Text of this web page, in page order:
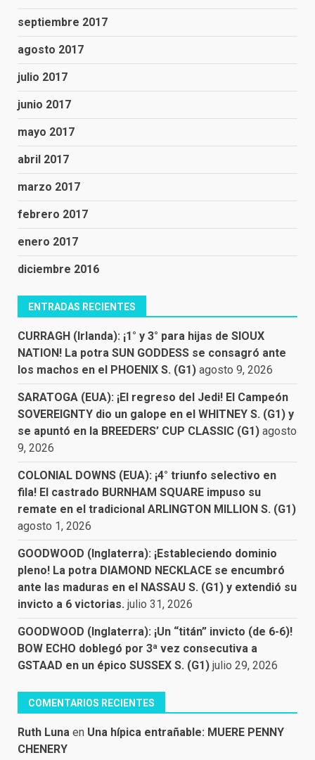
septiembre 2017
agosto 2017
julio 2017
junio 2017
mayo 2017
abril 2017
marzo 2017
febrero 2017
enero 2017
diciembre 2016
ENTRADAS RECIENTES
CURRAGH (Irlanda): ¡1° y 3° para hijas de SIOUX
NATION! La potra SUN GODDESS se consagró ante
los machos en el PHOENIX S. (G1) agosto 9, 2026
SARATOGA (EUA): ¡El regreso del Jedi! El Campeón
SOVEREIGNTY dio un galope en el WHITNEY S. (G1) y
se apuntó en la BREEDERS’ CUP CLASSIC (G1) agosto
9, 2026
COLONIAL DOWNS (EUA): ¡4° triunfo selectivo en
fila! El castrado BURNHAM SQUARE impuso su
remate en el tradicional ARLINGTON MILLION S. (G1)
agosto 1, 2026
GOODWOOD (Inglaterra): ¡Estableciendo dominio
pleno! La potra DIAMOND NECKLACE se encumbró
ante las maduras en el NASSAU S. (G1) y extendió su
invicto a 6 victorias. julio 31, 2026
GOODWOOD (Inglaterra): ¡Un “titán” invicto (de 6-6)!
BOW ECHO doblegó por 3ª vez consecutiva a
GSTAAD en un épico SUSSEX S. (G1) julio 29, 2026
COMENTARIOS RECIENTES
Ruth Luna en Una hípica entrañable: MUERE PENNY
CHENERY